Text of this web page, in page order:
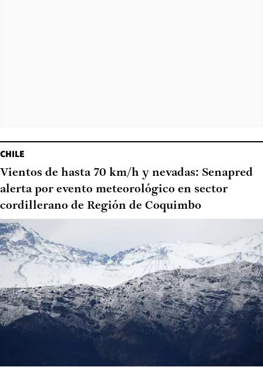
CHILE
Vientos de hasta 70 km/h y nevadas: Senapred
alerta por evento meteorológico en sector
cordillerano de Región de Coquimbo